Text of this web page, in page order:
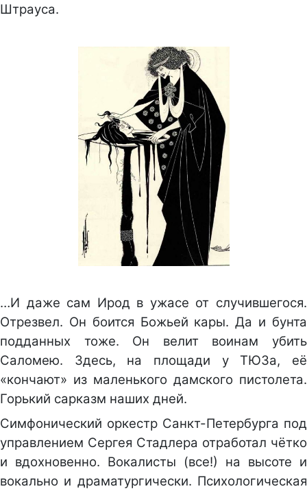
Штрауса.
…И даже сам Ирод в ужасе от случившегося.
Отрезвел. Он боится Божьей кары. Да и бунта
подданных тоже. Он велит воинам убить
Саломею. Здесь, на площади у ТЮЗа, её
«кончают» из маленького дамского пистолета.
Горький сарказм наших дней.
Симфонический оркестр Санкт-Петербурга под
управлением Сергея Стадлера отработал чётко
и вдохновенно. Вокалисты (все!) на высоте и
вокально и драматургически. Психологическая